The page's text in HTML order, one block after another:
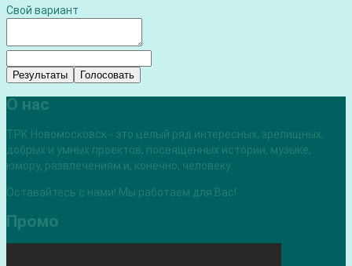
Свой вариант
Результаты Голосовать
О нас
ТРК Новомосковск - это целый ряд интересных, зрелищных,
добрых и умных проектов, посвященных истории, музыке,
юмору, развлечениям и, конечно, человеку.
Оставайтесь с нами! Мы работаем для Вас!
Промо